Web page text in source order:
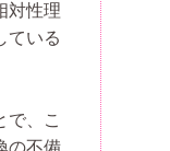
対性理
ている
で、こ
の不備